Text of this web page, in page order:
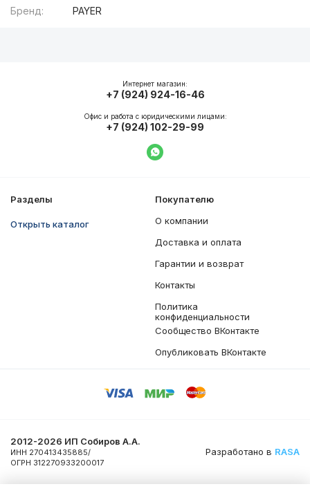
Бренд: PAYER
Разделы
Открыть каталог
Покупателю
О компании
Доставка и оплата
Гарантии и возврат
Контакты
Политика
конфиденциальности
Сообщество ВКонтакте
Опубликовать ВКонтакте
Интернет магазин:
+7 (924) 924-16-46
Офис и работа с юридическими лицами:
+7 (924) 102-29-99
Написать в WhatsApp
2012-2026 ИП Собиров А.А.
ИНН 270413435885/
ОГРН 312270933200017
Разработано в RASA